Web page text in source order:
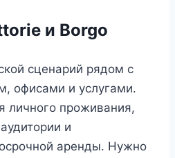
и Borgo
сценарий рядом с
офисами и услугами.
личного проживания,
и
аренды. Нужно